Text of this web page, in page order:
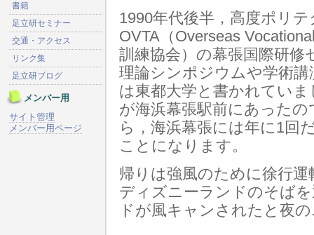
1990年代後半，高度ポリ
OVTA（Overseas
訓練協会）の幕張国際研修
理論シンポジウムや学術
は東都大学と書かれてい
が海浜幕張駅前にあった
ら，海浜幕張には年に1回
ことになります。
帰りは強風のために徐行
ディズニーランドのそば
ドが風キャンされたと夜
書籍
足立研セミナー
交通・アクセス
リンク集
足立研ブログ
メンバー用
サイト管理
メンバー用ページ